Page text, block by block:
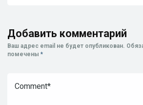
Добавить комментарий
Ваш адрес email не будет опубликован.
помечены *